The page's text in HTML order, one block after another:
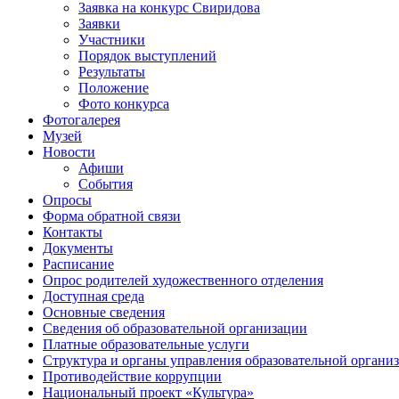
Заявка на конкурс Свиридова
Заявки
Участники
Порядок выступлений
Результаты
Положение
Фото конкурса
Фотогалерея
Музей
Новости
Афиши
События
Опросы
Форма обратной связи
Контакты
Документы
Расписание
Опрос родителей художественного отделения
Доступная среда
Основные сведения
Сведения об образовательной организации
Платные образовательные услуги
Структура и органы управления образовательной
Противодействие коррупции
Национальный проект «Культура»